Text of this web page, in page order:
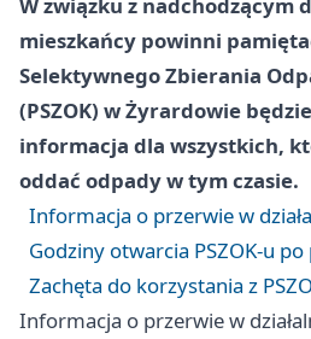
mieszkańcy powinni
Selektywnego Zbierania
(PSZOK) w Żyrardowie
informacja dla wszystkich,
oddać odpady w tym czasie.
Informacja o przerwie w
Godziny otwarcia PSZOK-u
Zachęta do korzystania z
Informacja o przerwie w